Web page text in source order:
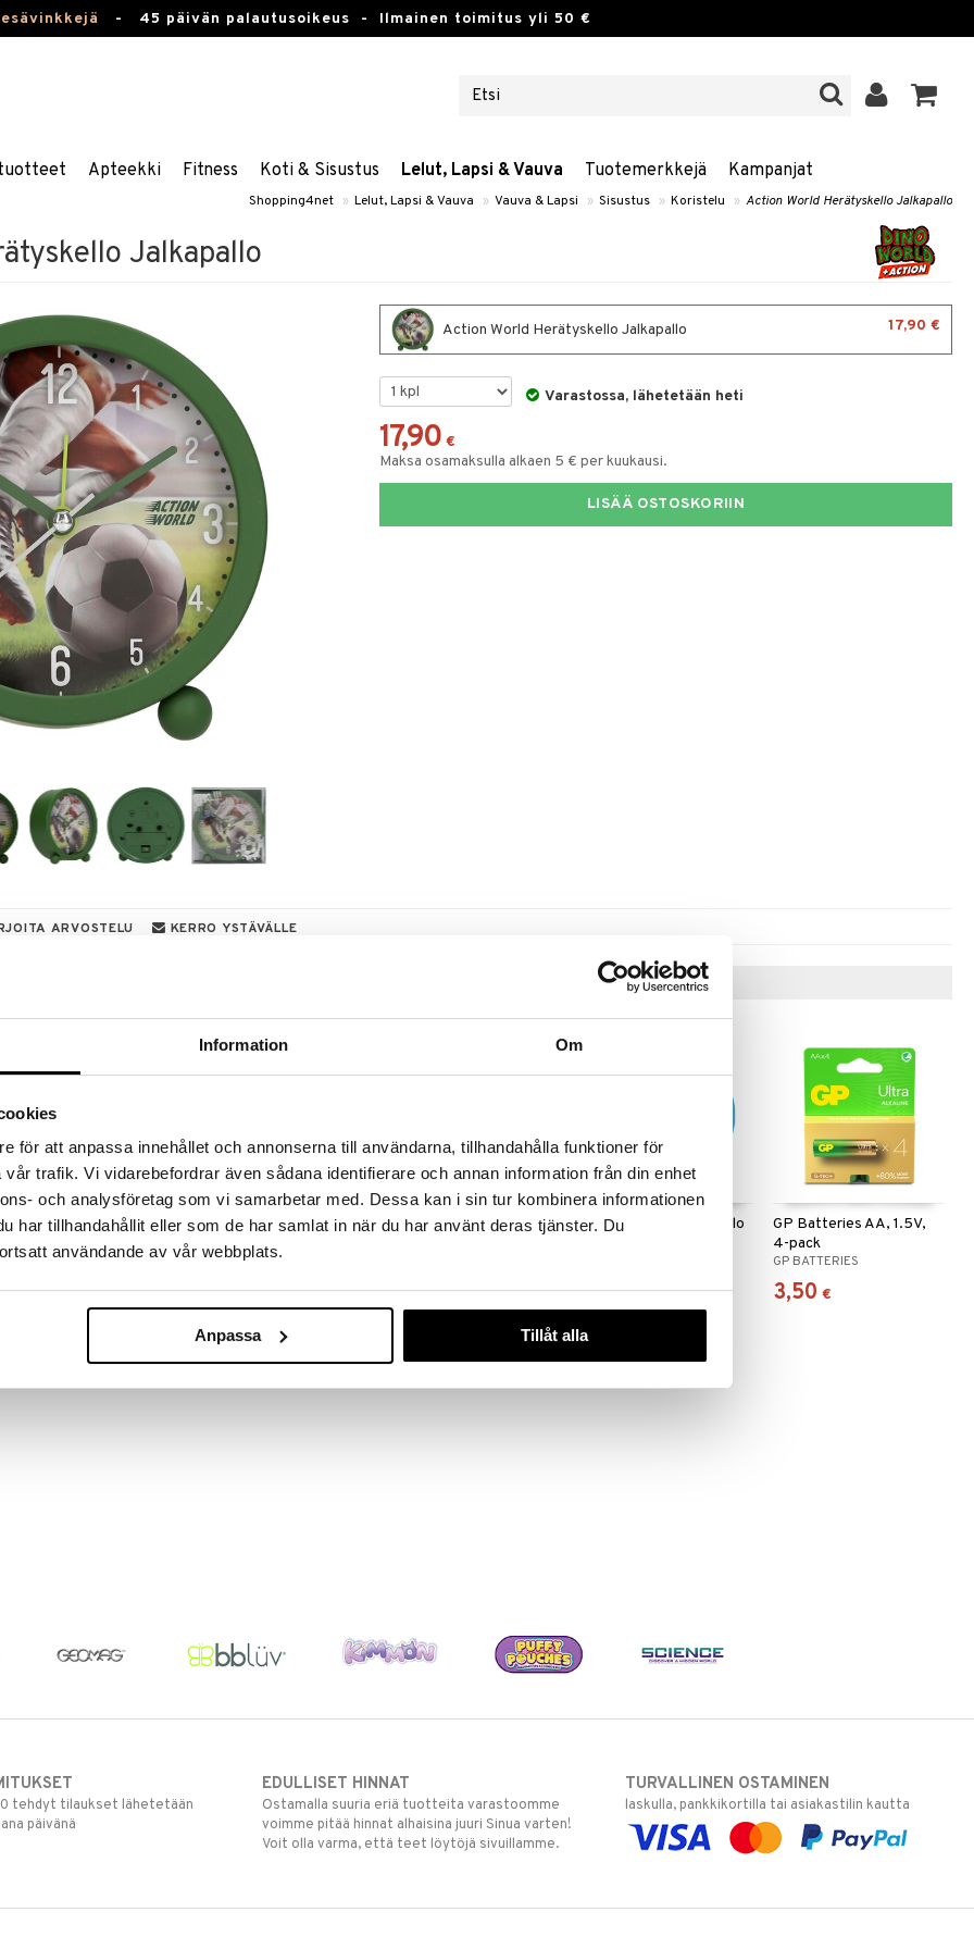
Information Om
för att anpassa innehållet och annonserna till användarna, tillhandahålla funktioner för
trafik. Vi vidarebefordrar även sådana identifierare och annan information från din enhet
och analysföretag som vi samarbetar med. Dessa kan i sin tur kombinera informationen
har tillhandahållit eller som de har samlat in när du har använt deras tjänster. Du
användande av vår webbplats.
Anpassa Tillåt alla
- 45 päivän palautusoikeus - Ilmainen toimitus yli 50 €
Apteekki Fitness Koti & Sisustus Lelut, Lapsi & Vauva Tuotemerkkejä Kampanjat
Shopping4net » Lelut, Lapsi & Vauva » Vauva & Lapsi » Sisustus » Koristelu » Action World Herätyskello Jalkapallo
Jalkapallo
Action World Herätyskello Jalkapallo 17,90 €
Varastossa, lähetetään heti
17,90 €
Maksa osamaksulla alkaen 5 € per kuukausi.
LISÄÄ OSTOSKORIIN
ARVOSTELU KERRO YSTÄVÄLLE
löydöt kotiin!
tehdä löytöjä suuresta ALEstamme. Juuri
suuren valikoiman jännittäviä tuotteita
voivat päästä loppumaan!
ale-löydöt »
Action Worldilta on pallomaisilla jaloilla ja siinä
Käytännöllisellä valolla, joka syttyy napin
cm ja se toimii AA 1,5 V paristolla (ei sisälly).
Vinkkejä sinulle
Dino World Aarrearkku
39,90 €
Dino World Herätyskello
17,90 €
GP Batteries AA, 1.5V,
4-pack
GP BATTERIES
3,50 €
tehdyt tilaukset lähetetään
päivänä
EDULLISET HINNAT
Ostamalla suuria eriä tuotteita varastoomme
voimme pitää hinnat alhaisina juuri Sinua varten!
Voit olla varma, että teet löytöjä sivuillamme.
TURVALLINEN OSTAMINEN
laskulla, pankkikortilla tai asiakastilin kautta